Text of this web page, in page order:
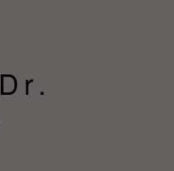
Dr.